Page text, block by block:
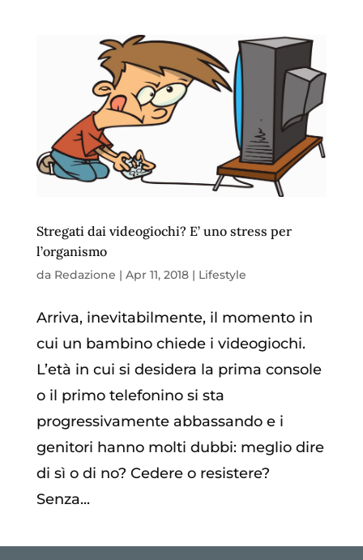
Stregati dai videogiochi? E’ uno stress per
l’organismo
da Redazione | Apr 11, 2018| Lifestyle
Arriva, inevitabilmente, il momento in
cui un bambino chiede i videogiochi.
L’età in cui si desidera la prima console
o il primo telefonino si sta
progressivamente abbassando e i
genitori hanno molti dubbi: meglio dire
di sì o di no? Cedere o resistere?
Senza...